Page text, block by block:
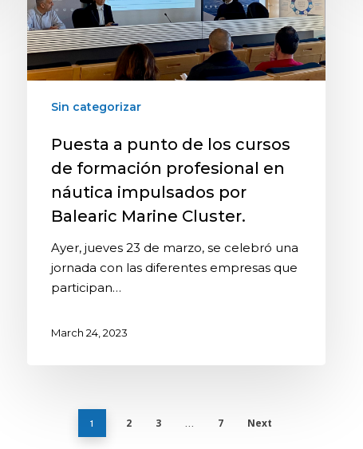
Sin categorizar
Puesta a punto de los cursos
de formación profesional en
náutica impulsados por
Balearic Marine Cluster.
Ayer, jueves 23 de marzo, se celebró una
jornada con las diferentes empresas que
participan…
March 24, 2023
1 2 3 … 7 Next